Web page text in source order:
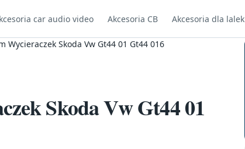
car audio video Akcesoria CB Akcesoria dla lalek
Wycieraczek Skoda Vw Gt44 01 Gt44 016
Skoda Vw Gt44 01